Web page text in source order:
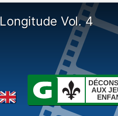
Longitude Vol. 4
AUX